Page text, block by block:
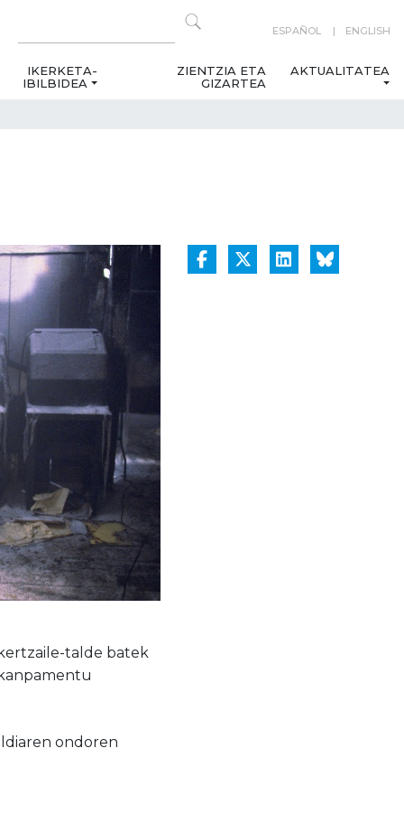
ESPAÑOL ENGLISH
IKERKETA-
IBILBIDEA
ZIENTZIA ETA
GIZARTEA
AKTUALITATEA
talde batek
ondoren